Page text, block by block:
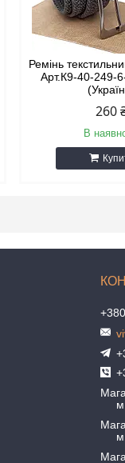
Ремінь
Арт.К9-40-249-
260
В